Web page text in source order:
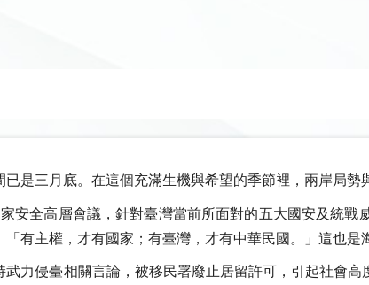
是三月底。在這個充滿生機與希望的季節裡，兩岸局勢
安全高層會議，針對臺灣當前所面對的五大國安及統
有主權，才有國家；有臺灣，才有中華民國。」這也是
力侵臺相關言論，被移民署廢止居留許可，引起社會